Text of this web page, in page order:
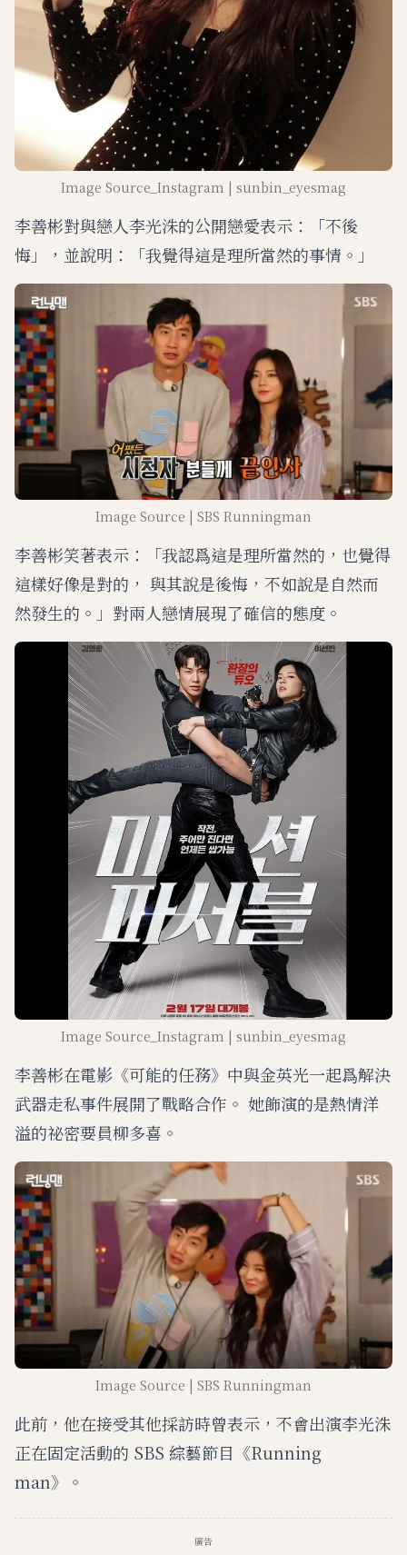
Image Source_Instagram | sunbin_eyesmag
李善彬對與戀人李光洙的公開戀愛表示：「不後
悔」，並說明：「我覺得這是理所當然的事情。」
Image Source | SBS Runningman
李善彬笑著表示：「我認爲這是理所當然的，也覺得
這樣好像是對的， 與其說是後悔，不如說是自然而
然發生的。」對兩人戀情展現了確信的態度。
Image Source_Instagram | sunbin_eyesmag
李善彬在電影《可能的任務》中與金英光一起爲解決
武器走私事件展開了戰略合作。 她飾演的是熱情洋
溢的祕密要員柳多喜。
Image Source | SBS Runningman
此前，他在接受其他採訪時曾表示，不會出演李光洙
正在固定活動的 SBS 綜藝節目《Running
man》。
廣告